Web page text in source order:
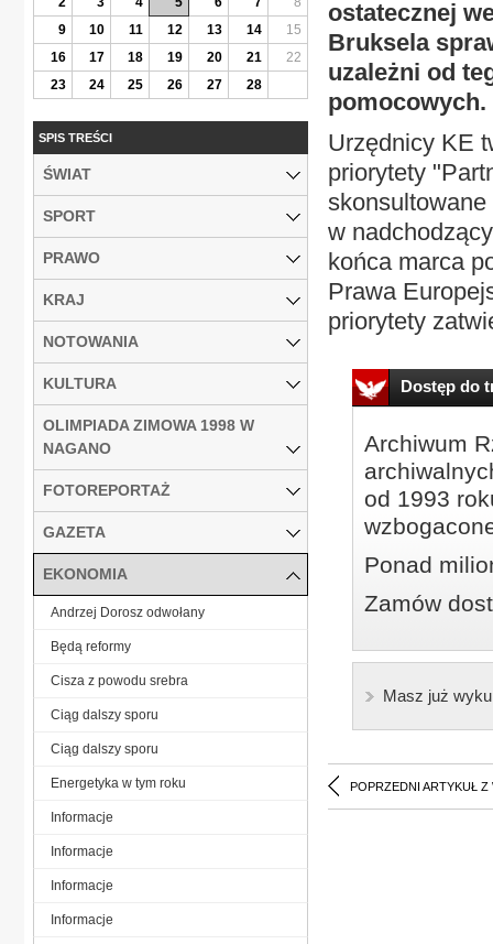
ostatecznej
Bruksela
uzależni od
pomocowych.
Urzędnicy KE
priorytety
w
końca marca
Prawa
priorytety
Dostęp do
Archiwum
od 1993
Ponad
Zamów
Masz już
POPRZEDNI ARTYKUŁ Z
9
10 11 12 13 14
15
16
17 18 19 20 21
22
23
24 25 26 27 28
SPIS TREŚCI
ŚWIAT
SPORT
PRAWO
KRAJ
NOTOWANIA
KULTURA
OLIMPIADA ZIMOWA 1998 W
NAGANO
FOTOREPORTAŻ
GAZETA
EKONOMIA
Andrzej Dorosz odwołany
Będą reformy
Cisza z powodu srebra
Ciąg dalszy sporu
Ciąg dalszy sporu
Energetyka w tym roku
Informacje
Informacje
Informacje
Informacje